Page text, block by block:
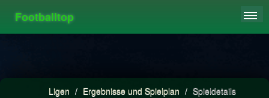
Footballtop
HIGHSCORE
Ligen / Ergebnisse und Spielplan / Spieldetails